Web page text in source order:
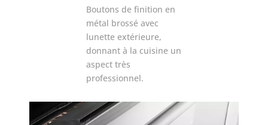
Boutons de finition en
métal brossé avec
lunette extérieure,
donnant à la cuisine un
aspect très
professionnel.